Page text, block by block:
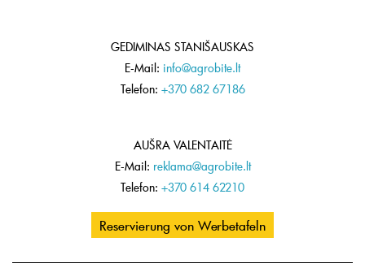
GEDIMINAS STANIŠAUSKAS
E-Mail: info@agrobite.lt
Telefon: +370 682 67186
AUŠRA VALENTAITĖ
E-Mail: reklama@agrobite.lt
Telefon: +370 614 62210
Reservierung von Werbetafeln